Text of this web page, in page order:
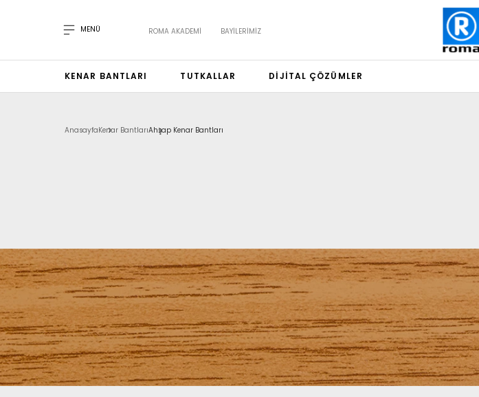
MENÜ ROMA AKADEMI BAYILERIMIZ
KENAR BANTLARI TUTKALLAR DIJITAL ÇÖZÜMLER
AnasayfaKenar BantlarıAhşap Kenar Bantları